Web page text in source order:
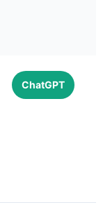
ChatGPT